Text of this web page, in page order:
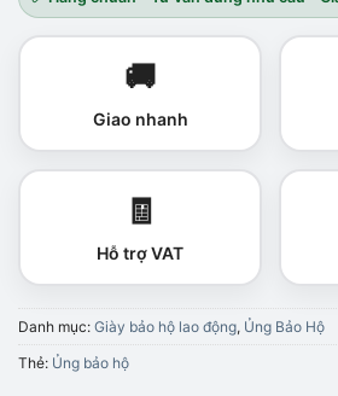
🚚
Giao nhanh
🧾
Hỗ trợ VAT
Danh mục: Giày bảo hộ lao động, Ủng Bảo Hộ
Thẻ: Ủng bảo hộ